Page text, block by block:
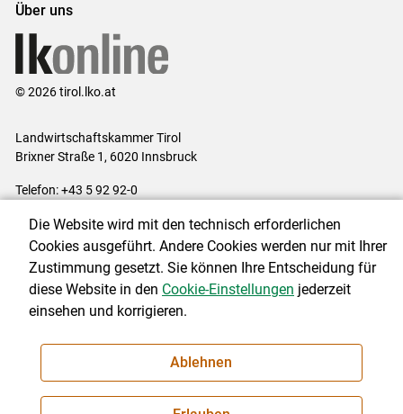
Über uns
© 2026 tirol.lko.at
Landwirtschaftskammer Tirol
Brixner Straße 1, 6020 Innsbruck
Telefon: +43 5 92 92-0
Impressum|Kontakt|Datenschutzerklärung|Barrierefreiheit|
Cookie-Einstellungen
NEWSLETTER
Die Website wird mit den technisch erforderlichen
Cookies ausgeführt. Andere Cookies werden nur mit Ihrer
Zustimmung gesetzt. Sie können Ihre Entscheidung für
diese Website in den Cookie-Einstellungen jederzeit
einsehen und korrigieren.
Ablehnen